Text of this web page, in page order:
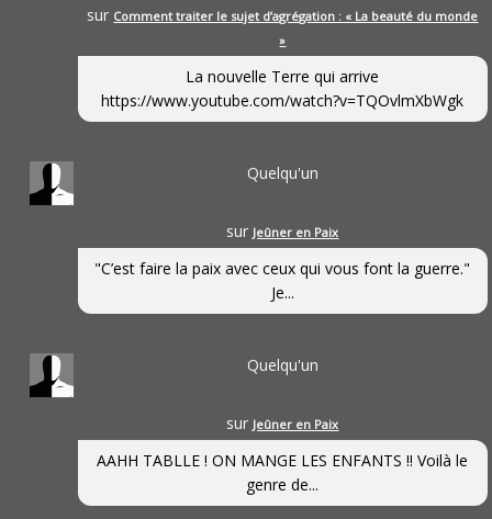
sur Comment traiter le sujet d’agrégation : « La beauté du monde
»
La nouvelle Terre qui arrive
https://www.youtube.com/watch?v=TQOvlmXbWgk
Quelqu'un
sur Jeûner en Paix
"C’est faire la paix avec ceux qui vous font la guerre."
Je...
Quelqu'un
sur Jeûner en Paix
AAHH TABLLE ! ON MANGE LES ENFANTS !! Voilà le
genre de...